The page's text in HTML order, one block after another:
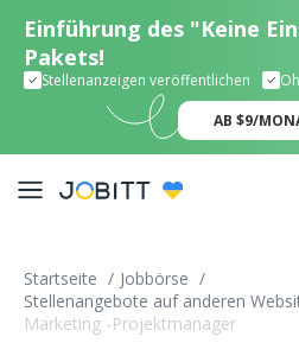
Einführung des "Keine
Pakets!
Stellenanzeigen veröffentlichen
AB $9/
Startseite / Jobbörse /
Stellenangebote auf anderen
Marketing -Projektmanager